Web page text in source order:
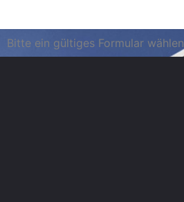
Bitte ein gültiges Formular wählen